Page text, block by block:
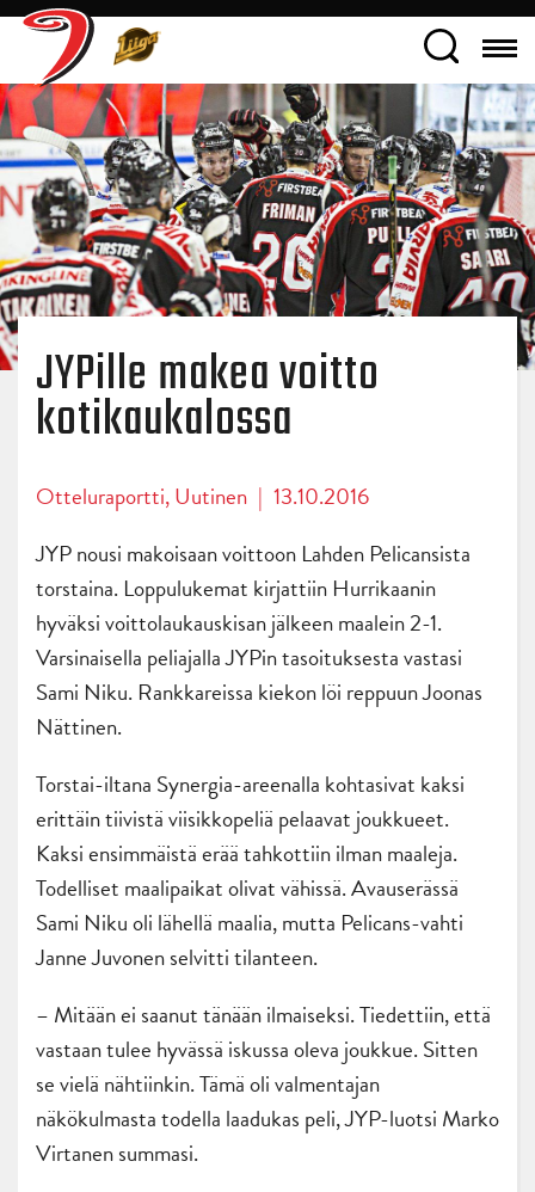
JYPille makea voitto
kotikaukalossa
Otteluraportti,Uutinen | 13.10.2016
JYP nousi makoisaan voittoon Lahden Pelicansista
torstaina. Loppulukemat kirjattiin Hurrikaanin
hyväksi voittolaukauskisan jälkeen maalein 2-1.
Varsinaisella peliajalla JYPin tasoituksesta vastasi
Sami Niku. Rankkareissa kiekon löi reppuun Joonas
Nättinen.
Torstai-iltana Synergia-areenalla kohtasivat kaksi
erittäin tiivistä viisikkopeliä pelaavat joukkueet.
Kaksi ensimmäistä erää tahkottiin ilman maaleja.
Todelliset maalipaikat olivat vähissä. Avauserässä
Sami Niku oli lähellä maalia, mutta Pelicans-vahti
Janne Juvonen selvitti tilanteen.
– Mitään ei saanut tänään ilmaiseksi. Tiedettiin, että
vastaan tulee hyvässä iskussa oleva joukkue. Sitten
se vielä nähtiinkin. Tämä oli valmentajan
näkökulmasta todella laadukas peli, JYP-luotsi Marko
Virtanen summasi.